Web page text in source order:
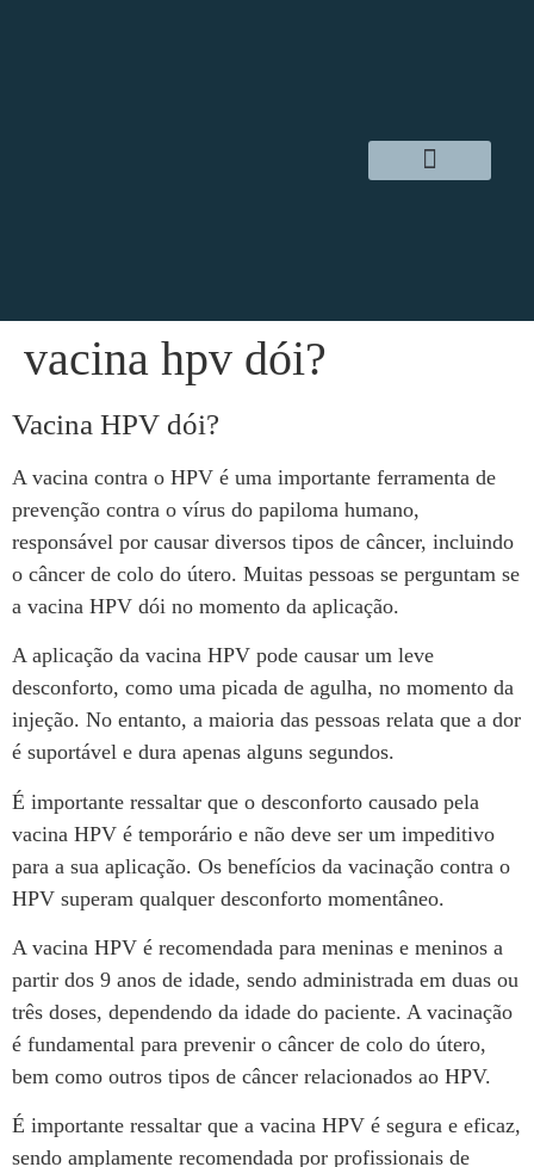
vacina hpv dói?
Vacina HPV dói?
A vacina contra o HPV é uma importante ferramenta de
prevenção contra o vírus do papiloma humano,
responsável por causar diversos tipos de câncer, incluindo
o câncer de colo do útero. Muitas pessoas se perguntam se
a vacina HPV dói no momento da aplicação.
A aplicação da vacina HPV pode causar um leve
desconforto, como uma picada de agulha, no momento da
injeção. No entanto, a maioria das pessoas relata que a dor
é suportável e dura apenas alguns segundos.
É importante ressaltar que o desconforto causado pela
vacina HPV é temporário e não deve ser um impeditivo
para a sua aplicação. Os benefícios da vacinação contra o
HPV superam qualquer desconforto momentâneo.
A vacina HPV é recomendada para meninas e meninos a
partir dos 9 anos de idade, sendo administrada em duas ou
três doses, dependendo da idade do paciente. A vacinação
é fundamental para prevenir o câncer de colo do útero,
bem como outros tipos de câncer relacionados ao HPV.
É importante ressaltar que a vacina HPV é segura e eficaz,
sendo amplamente recomendada por profissionais de